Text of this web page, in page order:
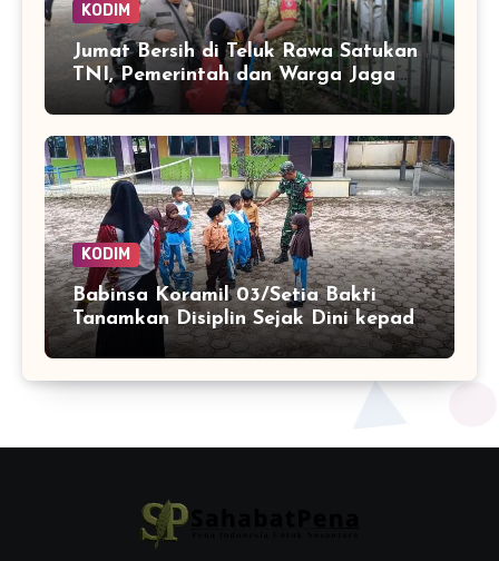
KODIM
Jumat Bersih di Teluk Rawa Satukan
TNI, Pemerintah dan Warga Jaga
Lingkungan
KODIM
Babinsa Koramil 03/Setia Bakti
Tanamkan Disiplin Sejak Dini kepada
Siswa SDN 8 Aceh Jaya